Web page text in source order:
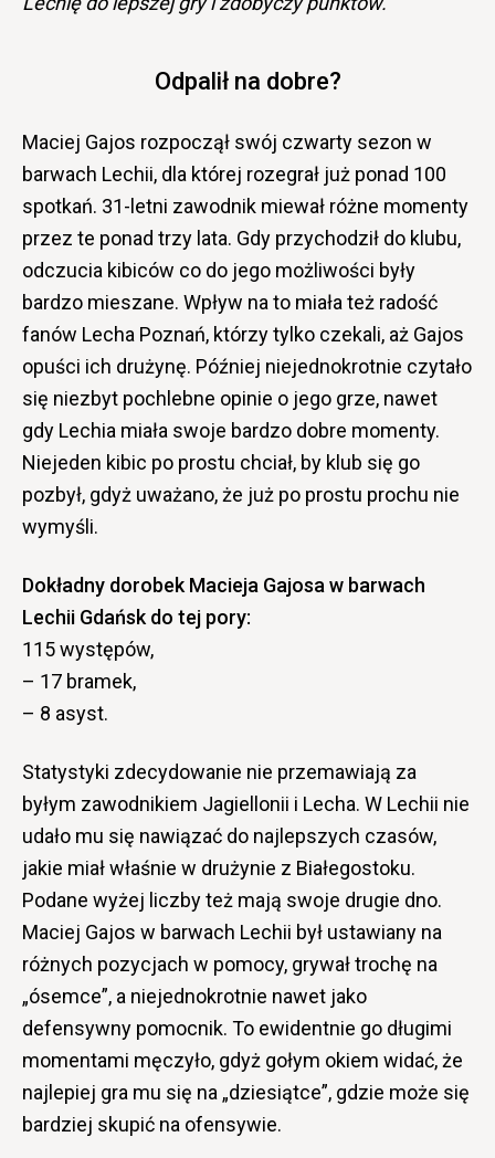
Odpalił na dobre?
Maciej Gajos rozpoczął swój czwarty sezon w
barwach Lechii, dla której rozegrał już ponad 100
spotkań. 31-letni zawodnik miewał różne momenty
przez te ponad trzy lata. Gdy przychodził do klubu,
odczucia kibiców co do jego możliwości były
bardzo mieszane. Wpływ na to miała też radość
fanów Lecha Poznań, którzy tylko czekali, aż Gajos
opuści ich drużynę. Później niejednokrotnie czytało
się niezbyt pochlebne opinie o jego grze, nawet
gdy Lechia miała swoje bardzo dobre momenty.
Niejeden kibic po prostu chciał, by klub się go
pozbył, gdyż uważano, że już po prostu prochu nie
wymyśli.
Dokładny dorobek Macieja Gajosa w barwach
Lechii Gdańsk do tej pory:
115 występów,
– 17 bramek,
– 8 asyst.
Statystyki zdecydowanie nie przemawiają za
byłym zawodnikiem Jagiellonii i Lecha. W Lechii nie
udało mu się nawiązać do najlepszych czasów,
jakie miał właśnie w drużynie z Białegostoku.
Podane wyżej liczby też mają swoje drugie dno.
Maciej Gajos w barwach Lechii był ustawiany na
różnych pozycjach w pomocy, grywał trochę na
„ósemce”, a niejednokrotnie nawet jako
defensywny pomocnik. To ewidentnie go długimi
momentami męczyło, gdyż gołym okiem widać, że
najlepiej gra mu się na „dziesiątce”, gdzie może się
bardziej skupić na ofensywie.